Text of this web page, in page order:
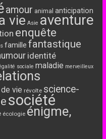
amour animal anticipation
vie Asie aventure
enquête
famille fantastique
identité
sociale maladie merveilleux
vie révolte science-
société
écologie énigme,